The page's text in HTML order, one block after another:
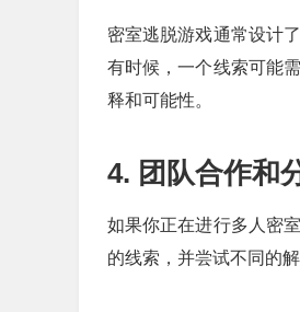
密室逃脱游戏通常设计
有时候，一个线索可能
释和可能性。
4. 团队合作和
如果你正在进行多人密
的线索，并尝试不同的